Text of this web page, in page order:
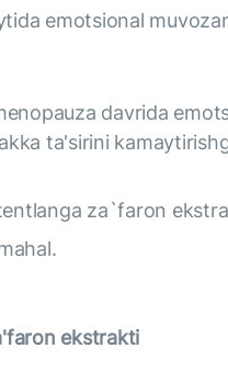
emotsional
davrida
ta'sirini
za`faron
ekstrakti